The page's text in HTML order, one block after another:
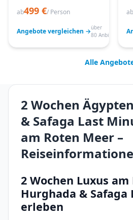
ab499 €/ Person
Angebote vergleichen →über
80 Anbieter
ab
Alle
2 Wochen
& Safaga Last
am Roten Meer –
2 Wochen Luxus am
Hurghada & Safaga
erleben